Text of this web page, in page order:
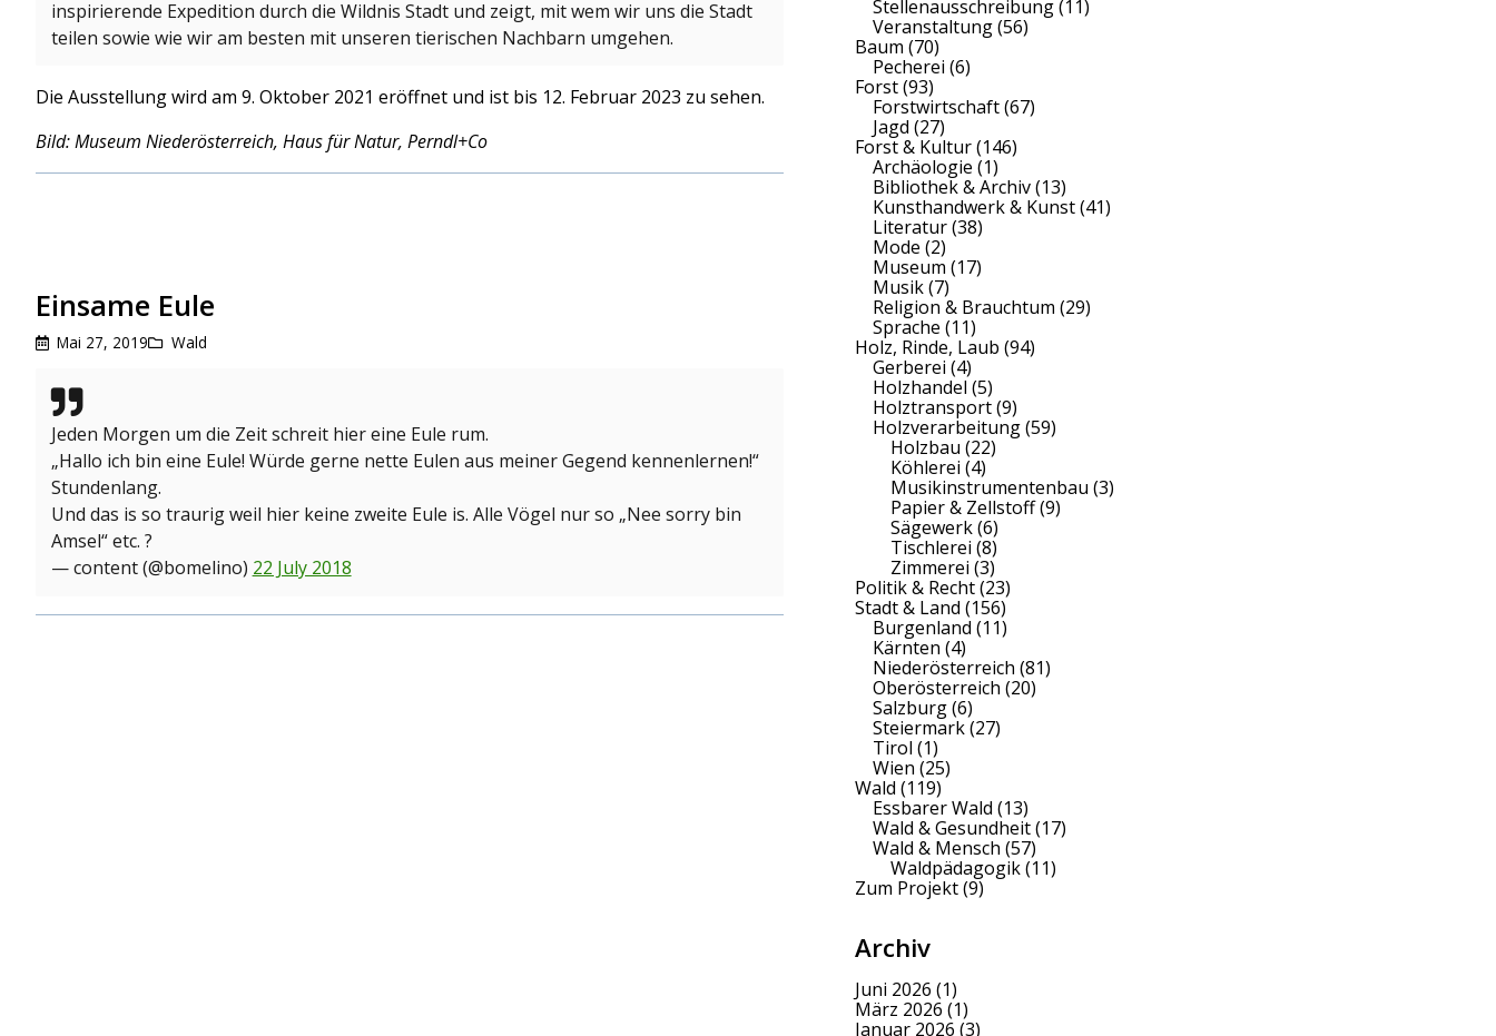
inspirierende Expedition durch die Wildnis Stadt und zeigt, mit wem wir uns die Stadt
teilen sowie wie wir am besten mit unseren tierischen Nachbarn umgehen.
Die Ausstellung wird am 9. Oktober 2021 eröffnet und ist bis 12. Februar 2023 zu sehen.
Bild: Museum Niederösterreich, Haus für Natur, Perndl+Co
Einsame Eule
Mai 27, 2019 Wald
Jeden Morgen um die Zeit schreit hier eine Eule rum.
„Hallo ich bin eine Eule! Würde gerne nette Eulen aus meiner Gegend kennenlernen!“
Stundenlang.
Und das is so traurig weil hier keine zweite Eule is. Alle Vögel nur so „Nee sorry bin
Amsel“ etc. ?
— content (@bomelino) 22 July 2018
Stellenausschreibung(11)
Veranstaltung(56)
Baum (70)
Pecherei (6)
Forst(93)
Forstwirtschaft(67)
Jagd (27)
Forst & Kultur(146)
Archäologie (1)
Bibliothek & Archiv(13)
Kunsthandwerk & Kunst(41)
Literatur(38)
Mode (2)
Museum (17)
Musik(7)
Religion & Brauchtum (29)
Sprache (11)
Holz, Rinde, Laub (94)
Gerberei (4)
Holzhandel (5)
Holztransport(9)
Holzverarbeitung(59)
Holzbau (22)
Köhlerei (4)
Musikinstrumentenbau (3)
Papier & Zellstoff(9)
Sägewerk(6)
Tischlerei (8)
Zimmerei (3)
Politik & Recht(23)
Stadt & Land (156)
Burgenland (11)
Kärnten (4)
Niederösterreich (81)
Oberösterreich (20)
Salzburg(6)
Steiermark(27)
Tirol (1)
Wien (25)
Wald (119)
Essbarer Wald (13)
Wald & Gesundheit(17)
Wald & Mensch (57)
Waldpädagogik(11)
Zum Projekt(9)
Archiv
Juni 2026 (1)
März 2026 (1)
Januar 2026 (3)